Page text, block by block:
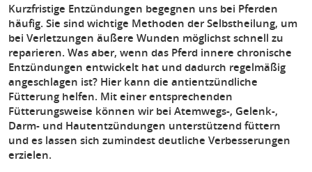
Kurzfristige Entzündungen begegnen uns bei Pferden
häufig. Sie sind wichtige Methoden der Selbstheilung, um
bei Verletzungen äußere Wunden möglichst schnell zu
reparieren. Was aber, wenn das Pferd innere chronische
Entzündungen entwickelt hat und dadurch regelmäßig
angeschlagen ist? Hier kann die antientzündliche
Fütterung helfen. Mit einer entsprechenden
Fütterungsweise können wir bei Atemwegs-, Gelenk-,
Darm- und Hautentzündungen unterstützend füttern
und es lassen sich zumindest deutliche Verbesserungen
erzielen.